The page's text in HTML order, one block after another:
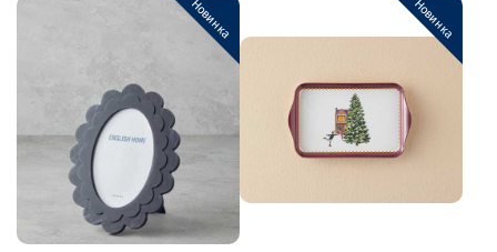
Новинка Новинка